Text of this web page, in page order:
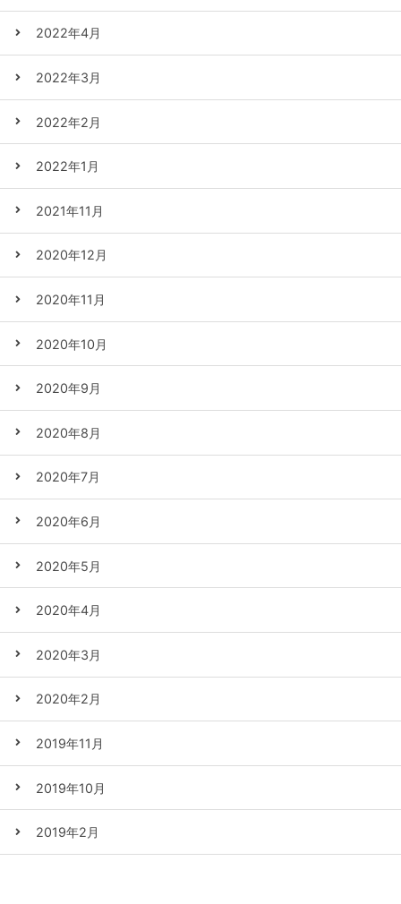
2022年4月
2022年3月
2022年2月
2022年1月
2021年11月
2020年12月
2020年11月
2020年10月
2020年9月
2020年8月
2020年7月
2020年6月
2020年5月
2020年4月
2020年3月
2020年2月
2019年11月
2019年10月
2019年2月